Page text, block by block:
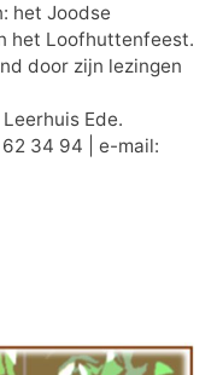
het Joodse
het Loofhuttenfeest.
door zijn lezingen
Ede.
34 94 | e-mail: